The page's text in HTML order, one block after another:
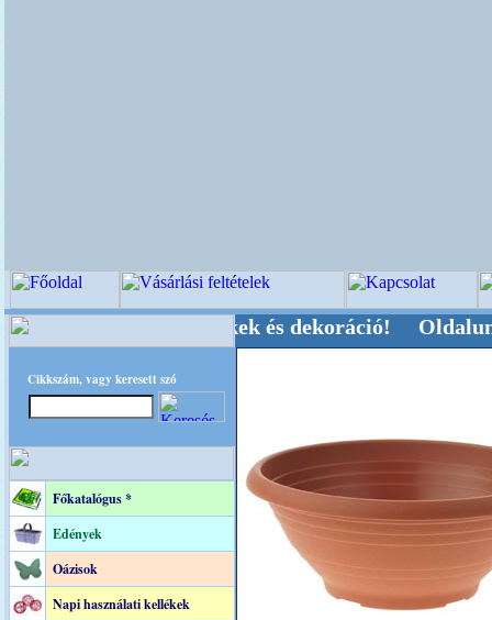
Cikkszám, vagy keresett szó
Főkatalógus *
Edények
Oázisok
Napi használati kellékek
kellékek és dekoráció! Oldalunkat